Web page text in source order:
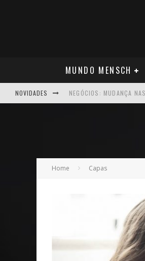
MUNDO MENSCH
NOVIDADES NEGÓCIOS: MUDANÇA
CARREIRA: NICHOLLAS
CAPA: O SUCESSO DE
VER: CINCO DICAS DO
NEGÓCIOS: FÁBIO RUA,
ARTE: GALERIA
Home Capas